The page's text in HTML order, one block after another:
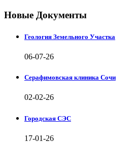
Новые Документы
Геология Земельного Участка
06-07-26
Серафимовская клиника Сочи
02-02-26
Городская СЭС
17-01-26